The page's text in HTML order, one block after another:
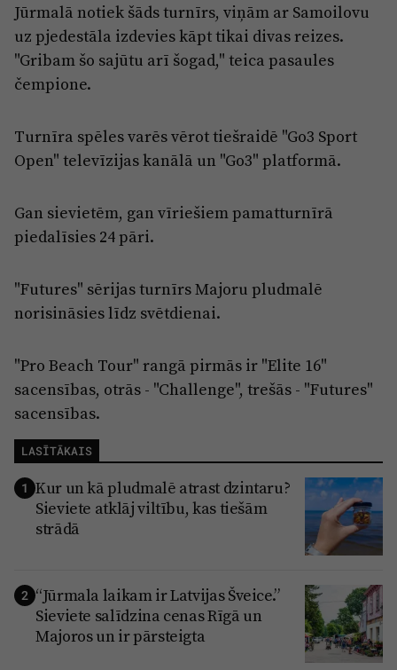
Jūrmalā notiek šāds turnīrs, viņām ar Samoilovu
uz pjedestāla izdevies kāpt tikai divas reizes.
"Gribam šo sajūtu arī šogad," teica pasaules
čempione.
Turnīra spēles varēs vērot tiešraidē "Go3 Sport
Open" televīzijas kanālā un "Go3" platformā.
Gan sievietēm, gan vīriešiem pamatturnīrā
piedalīsies 24 pāri.
"Futures" sērijas turnīrs Majoru pludmalē
norisināsies līdz svētdienai.
"Pro Beach Tour" rangā pirmās ir "Elite 16"
sacensības, otrās - "Challenge", trešās - "Futures"
sacensības.
LASĪTĀKAIS
1 Kur un kā pludmalē atrast dzintaru?
Sieviete atklāj viltību, kas tiešām
strādā
2 “Jūrmala laikam ir Latvijas Šveice.”
Sieviete salīdzina cenas Rīgā un
Majoros un ir pārsteigta